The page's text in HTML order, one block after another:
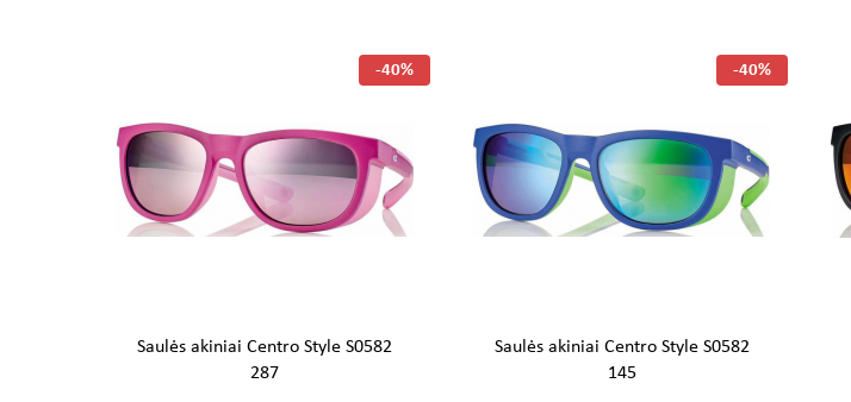
-40%
Saulės akiniai Centro Style S0582
287
-40%
Saulės akiniai Centro Style S0582
145